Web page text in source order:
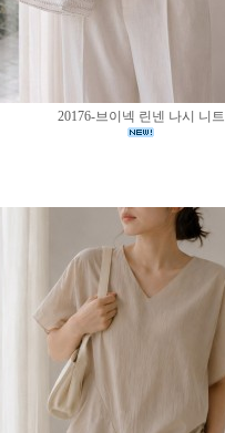
20176-브이넥 린넨 나시 니트